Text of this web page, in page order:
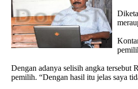
Dengan adanya selisih angka tersebut
pemilih. “Dengan hasil itu jelas saya